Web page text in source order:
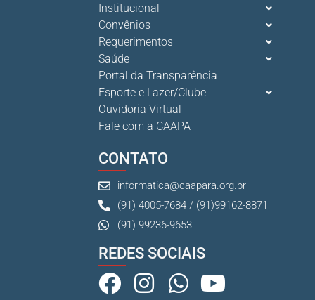
Institucional
Convênios
Requerimentos
Saúde
Portal da Transparência
Esporte e Lazer/Clube
Ouvidoria Virtual
Fale com a CAAPA
CONTATO
informatica@caapara.org.br
(91) 4005-7684 / (91)99162-8871
(91) 99236-9653
REDES SOCIAIS